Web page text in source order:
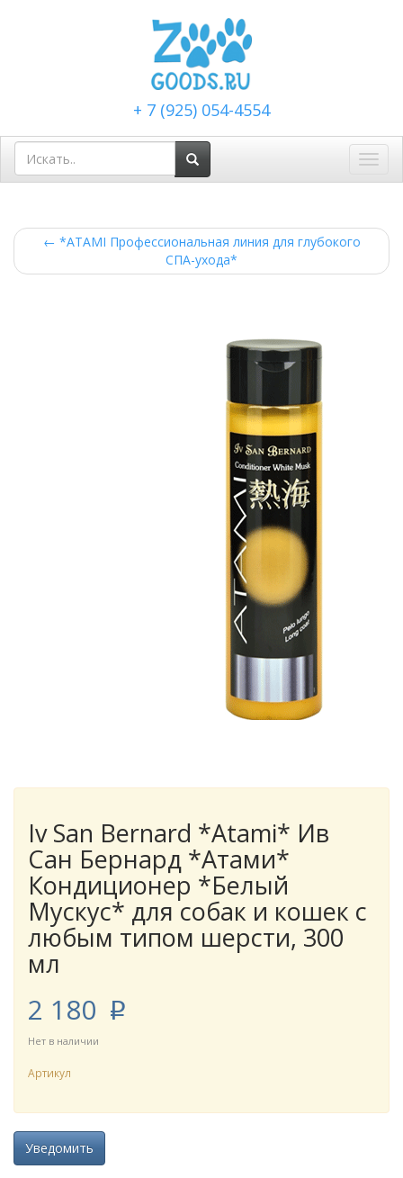
+ 7 (925) 054-4554
← *ATAMI Профессиональная линия для глубокого
СПА-ухода*
Iv San Bernard *Atami* Ив
Сан Бернард *Атами*
Кондиционер *Белый
Мускус* для собак и кошек с
любым типом шерсти, 300
мл
2 180 p
Нет в наличии
Артикул
Уведомить